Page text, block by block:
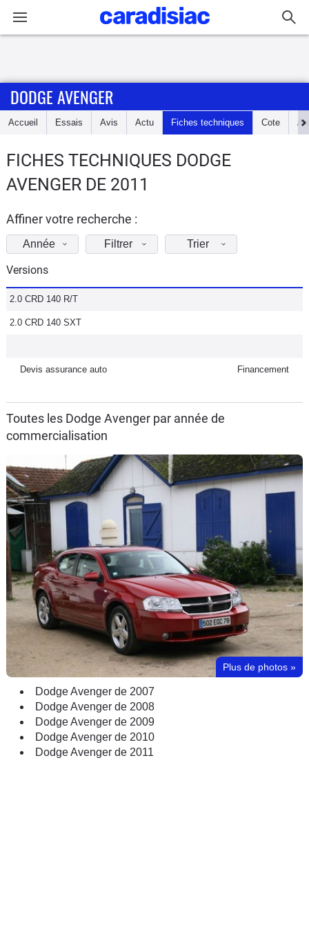
Accueil
Essais
d'achat
Electriques
Utilitaires
Flottes
Services
Forum
Marques
DODGE AVENGER
Accueil Essais Avis Actu Fiches techniques Cote
FICHES TECHNIQUES DODGE
AVENGER DE 2011
Affiner votre recherche :
Année Filtrer Trier
Versions
2.0 CRD 140 R/T
2.0 CRD 140 SXT
Devis assurance auto Financement
Toutes les Dodge Avenger par année de
commercialisation
Plus de photos »
Dodge Avenger de 2007
Dodge Avenger de 2008
Dodge Avenger de 2009
Dodge Avenger de 2010
Dodge Avenger de 2011